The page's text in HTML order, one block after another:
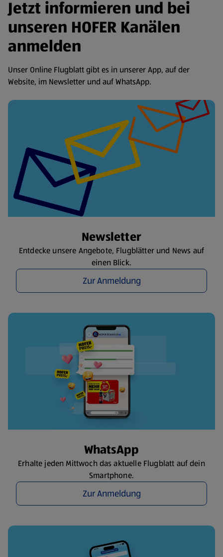
Jetzt informieren und bei
unseren HOFER Kanälen
anmelden
Unser Online Flugblatt gibt es in unserer App, auf der
Website, im Newsletter und auf WhatsApp.
Newsletter
Entdecke unsere Angebote, Flugblätter und News auf
einen Blick.
Zur Anmeldung
WhatsApp
Erhalte jeden Mittwoch das aktuelle Flugblatt auf dein
Smartphone.
Zur Anmeldung